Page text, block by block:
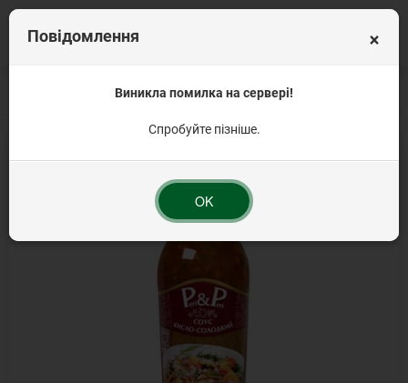
Овочеві соуси Peri Peri соус кисло-солодкий
×
Повідомлення
Виникла помилка на сервері!
Спробуйте пізніше.
OK